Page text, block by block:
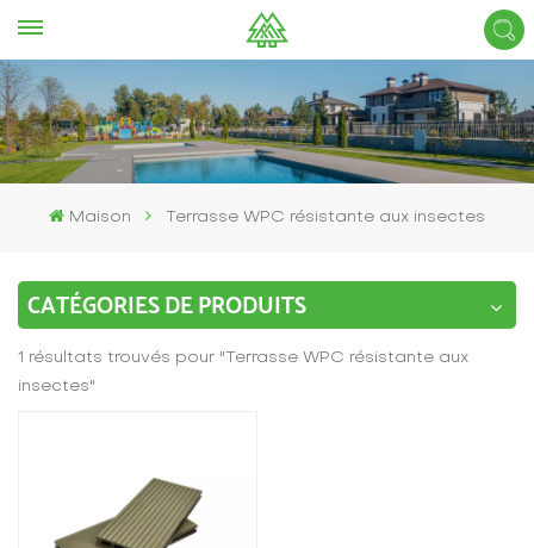
Maison Terrasse WPC résistante aux insectes
CATÉGORIES DE PRODUITS
1 résultats trouvés pour "Terrasse WPC résistante aux
insectes"